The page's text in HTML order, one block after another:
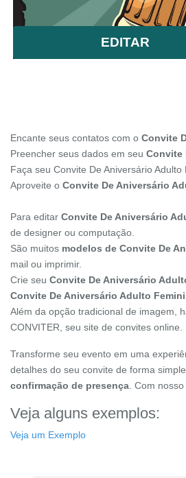
EDITAR
Encante seus contatos com o Convite
Preencher seus dados em seu Convite
Faça seu Convite De Aniversário
Aproveite o Convite De Aniversário
Para editar Convite De Aniversário
de designer ou computação.
São muitos modelos de Convite De
mail ou imprimir.
Crie seu Convite De Aniversário
Convite De Aniversário Adulto
Além da opção tradicional de imagem,
CONVITER, seu site de convites online.
Transforme seu evento em uma
detalhes do seu convite de forma
confirmação de presença . Com nosso
Veja alguns exemplos:
Veja um Exemplo